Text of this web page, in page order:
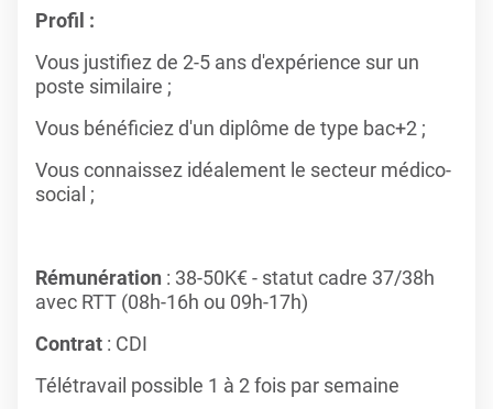
Profil :
Vous justifiez de 2-5 ans d'expérience sur un
poste similaire ;
Vous bénéficiez d'un diplôme de type bac+2 ;
Vous connaissez idéalement le secteur médico-
social ;
Rémunération : 38-50K€ - statut cadre 37/38h
avec RTT (08h-16h ou 09h-17h)
Contrat : CDI
Télétravail possible 1 à 2 fois par semaine